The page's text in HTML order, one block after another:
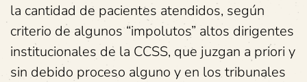
la cantidad de pacientes atendidos, según
criterio de algunos “impolutos” altos dirigentes
institucionales de la CCSS, que juzgan a priori y
sin debido proceso alguno y en los tribunales